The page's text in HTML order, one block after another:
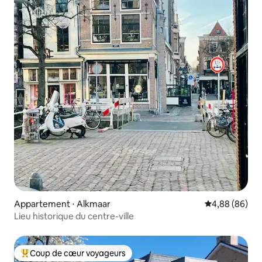
Appartement ⋅ Alkmaar Évaluation
4,88 (86)
Lieu historique du centre-ville
Coups de cœur voyageurs les plus appréciés
Coup de cœur voyageurs